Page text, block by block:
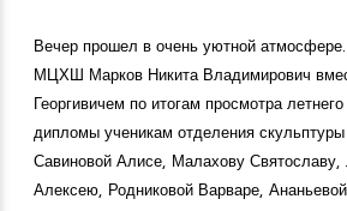
Вечер прошел в очень уютной
МЦХШ Марков Никита Владимирович
Георгивичем по итогам просмотра
дипломы ученикам отделения
Савиновой Алисе, Малахову Святославу,
Алексею, Родниковой Варваре,